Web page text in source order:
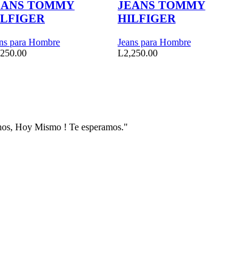
TOMMY
para Hombre
JEANS TOMMY
HILFIGER
Jeans para Hombre
L2,250.00
Hoy Mismo ! Te esperamos."